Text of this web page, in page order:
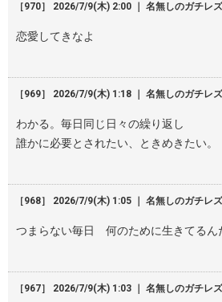
［970］ 2026/7/9(木) 2:00 ｜ 名無しのガチレズ
恋愛してきなよ
［969］ 2026/7/9(木) 1:18 ｜ 名無しのガチレズ
わかる。毎日同じ日々の繰り返し
誰かに必要とされたい、ときめきたい。
［968］ 2026/7/9(木) 1:05 ｜ 名無しのガチレズ
つまらない毎日 何のために生きてるん
［967］ 2026/7/9(木) 1:03 ｜ 名無しのガチレズ